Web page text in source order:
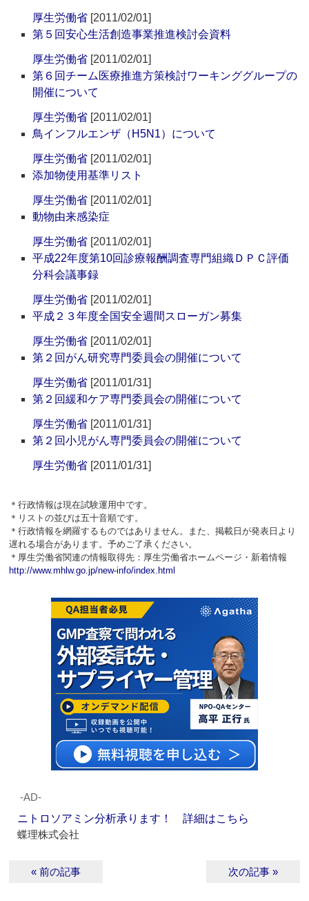
厚生労働省 [2011/02/01]
第５回安心生活創造事業推進検討会資料
厚生労働省 [2011/02/01]
第６回チーム医療推進方策検討ワーキンググループの
開催について
厚生労働省 [2011/02/01]
鳥インフルエンザ（H5N1）について
厚生労働省 [2011/02/01]
添加物使用基準リスト
厚生労働省 [2011/02/01]
動物由来感染症
厚生労働省 [2011/02/01]
平成22年度第10回診療報酬調査専門組織ＤＰＣ評価
分科会議事録
厚生労働省 [2011/02/01]
平成２３年度全国安全週間スローガン募集
厚生労働省 [2011/02/01]
第２回がん研究専門委員会の開催について
厚生労働省 [2011/01/31]
第２回緩和ケア専門委員会の開催について
厚生労働省 [2011/01/31]
第２回小児がん専門委員会の開催について
厚生労働省 [2011/01/31]
＊行政情報は現在試験運用中です。
＊リストの並びは五十音順です。
＊行政情報を網羅するものではありません。また、掲載日が発表日より
遅れる場合があります。予めご了承ください。
＊厚生労働省関連の情報取得先：厚生労働省ホームページ・新着情報
http://www.mhlw.go.jp/new-info/index.html
‐AD‐
ニトロソアミン分析承ります！ 詳細はこちら
蝶理株式会社
« 前の記事 次の記事 »